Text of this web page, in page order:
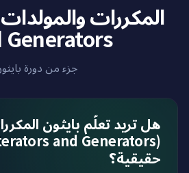
جزء من دورة
هل تريد تعلّم بايثون
حقيقية؟